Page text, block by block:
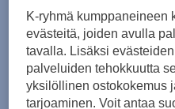
Väri Vaaleanharmaa
K-ryhmä kumppaneineen
evästeitä, joiden avulla
tavalla. Lisäksi
palveluiden tehokkuutta
yksilöllinen ostokokemus
tarjoaminen. Voit antaa